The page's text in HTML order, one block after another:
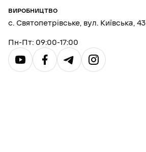
ВИРОБНИЦТВО
с. Святопетрівське, вул. Київська, 43
Пн-Пт: 09:00-17:00